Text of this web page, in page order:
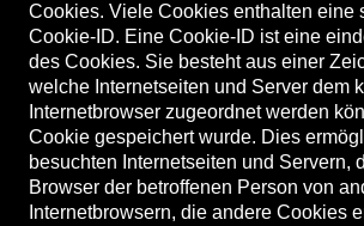
Cookies. Viele Cookies enthalten eine
Cookie-ID. Eine Cookie-ID ist eine
des Cookies. Sie besteht aus einer
welche Internetseiten und Server dem
Internetbrowser zugeordnet werden
Cookie gespeichert wurde. Dies
besuchten Internetseiten und Servern,
Browser der betroffenen Person von
Internetbrowsern, die andere Cookies